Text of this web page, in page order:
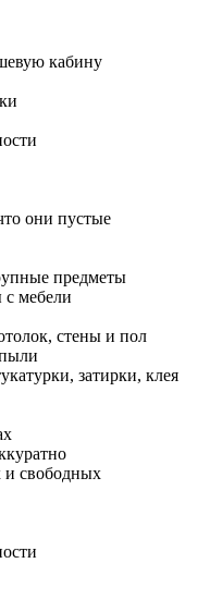
кабину
они пустые
предметы
мебели
стены и пол
затирки, клея
и свободных